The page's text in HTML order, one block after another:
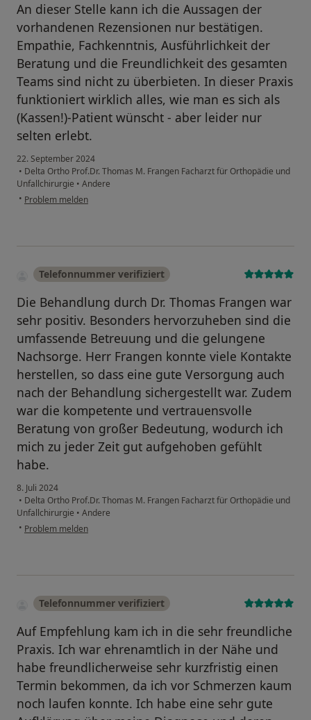
An dieser Stelle kann ich die Aussagen der
vorhandenen Rezensionen nur bestätigen.
Empathie, Fachkenntnis, Ausführlichkeit der
Beratung und die Freundlichkeit des gesamten
Teams sind nicht zu überbieten. In dieser Praxis
funktioniert wirklich alles, wie man es sich als
(Kassen!)-Patient wünscht - aber leider nur
selten erlebt.
22. September 2024
• Delta Ortho Prof.Dr. Thomas M. Frangen Facharzt für Orthopädie und
Unfallchirurgie • Andere
• Problem melden
Telefonnummer verifiziert
Die Behandlung durch Dr. Thomas Frangen war
sehr positiv. Besonders hervorzuheben sind die
umfassende Betreuung und die gelungene
Nachsorge. Herr Frangen konnte viele Kontakte
herstellen, so dass eine gute Versorgung auch
nach der Behandlung sichergestellt war. Zudem
war die kompetente und vertrauensvolle
Beratung von großer Bedeutung, wodurch ich
mich zu jeder Zeit gut aufgehoben gefühlt
habe.
8. Juli 2024
• Delta Ortho Prof.Dr. Thomas M. Frangen Facharzt für Orthopädie und
Unfallchirurgie • Andere
• Problem melden
Telefonnummer verifiziert
Auf Empfehlung kam ich in die sehr freundliche
Praxis. Ich war ehrenamtlich in der Nähe und
habe freundlicherweise sehr kurzfristig einen
Termin bekommen, da ich vor Schmerzen kaum
noch laufen konnte. Ich habe eine sehr gute